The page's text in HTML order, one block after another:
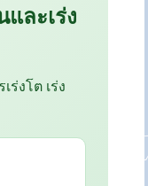
ละเร่ง
งโต เร่ง